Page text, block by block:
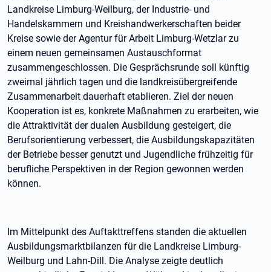
Landkreise Limburg-Weilburg, der Industrie- und
Handelskammern und Kreishandwerkerschaften beider
Kreise sowie der Agentur für Arbeit Limburg-Wetzlar zu
einem neuen gemeinsamen Austauschformat
zusammengeschlossen. Die Gesprächsrunde soll künftig
zweimal jährlich tagen und die landkreisübergreifende
Zusammenarbeit dauerhaft etablieren. Ziel der neuen
Kooperation ist es, konkrete Maßnahmen zu erarbeiten, wie
die Attraktivität der dualen Ausbildung gesteigert, die
Berufsorientierung verbessert, die Ausbildungskapazitäten
der Betriebe besser genutzt und Jugendliche frühzeitig für
berufliche Perspektiven in der Region gewonnen werden
können.
Im Mittelpunkt des Auftakttreffens standen die aktuellen
Ausbildungsmarktbilanzen für die Landkreise Limburg-
Weilburg und Lahn-Dill. Die Analyse zeigte deutlich